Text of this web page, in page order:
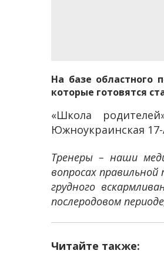
На базе областного
которые готовятся
«Школа
Южноукраинская
Тренеры – наши
вопросах
грудного
послеродовом
Читайте также: